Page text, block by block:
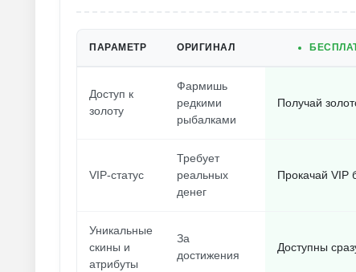
ПАРАМЕТР ОРИГИНАЛ
Доступ к
золоту
Фармишь
редкими
рыбалками
Получай
VIP-статус
Требует
реальных
денег
Прокачай VIP
Уникальные
скины и
атрибуты
За
достижения
Доступны